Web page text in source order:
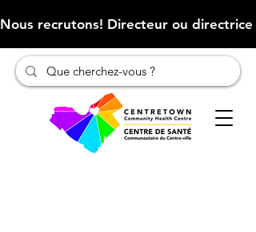
Nous recrutons! Directeur ou